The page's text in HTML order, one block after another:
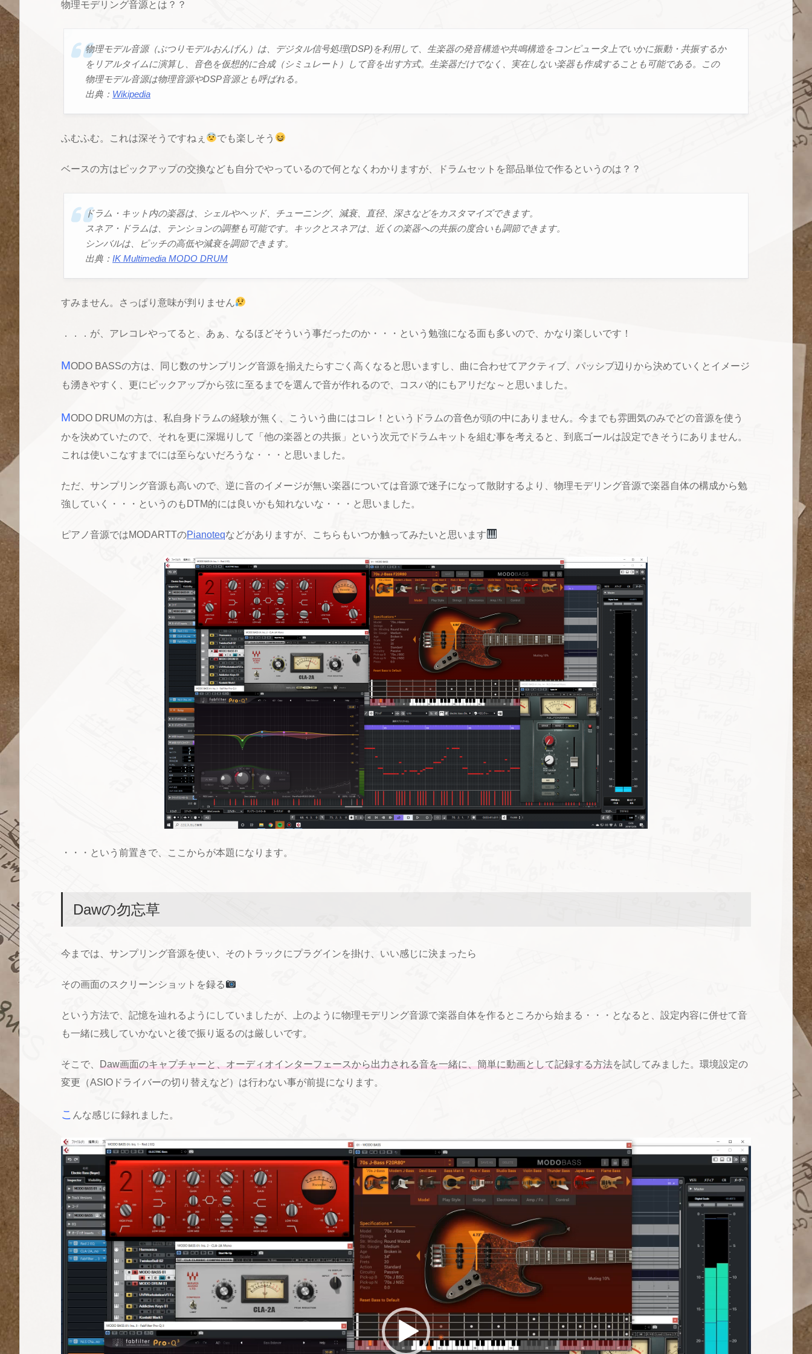
物理モデリング音源とは？？
物理モデル音源（ぶつりモデルおんげん）は、デジタル信号処理(DSP)を利用して、生楽器の発音構造や共鳴構造をコンピュータ上でいかに振動・共振するか
をリアルタイムに演算し、音色を仮想的に合成（シミュレート）して音を出す方式。生楽器だけでなく、実在しない楽器も作成することも可能である。この
物理モデル音源は物理音源やDSP音源とも呼ばれる。
出典： Wikipedia
ふむふむ。これは深そうですねぇ でも楽しそう
ベースの方はピックアップの交換なども自分でやっているので何となくわかりますが、ドラムセットを部品単位で作るというのは？？
ドラム・キット内の楽器は、シェルやヘッド、チューニング、減衰、直径、深さなどをカスタマイズできます。
スネア・ドラムは、テンションの調整も可能です。キックとスネアは、近くの楽器への共振の度合いも調節できます。
シンバルは、ピッチの高低や減衰を調節できます。
出典： IK Multimedia MODO DRUM
すみません。さっぱり意味が判りません
．．．が、アレコレやってると、あぁ、なるほどそういう事だったのか・・・という勉強になる面も多いので、かなり楽しいです！
MODO BASSの方は、同じ数のサンプリング音源を揃えたらすごく高くなると思いますし、曲に合わせてアクティブ、パッシブ辺りから決めていくとイメージ
も湧きやすく、更にピックアップから弦に至るまでを選んで音が作れるので、コスパ的にもアリだな～と思いました。
MODO DRUMの方は、私自身ドラムの経験が無く、こういう曲にはコレ！というドラムの音色が頭の中にありません。今までも雰囲気のみでどの音源を使う
かを決めていたので、それを更に深堀りして「他の楽器との共振」という次元でドラムキットを組む事を考えると、到底ゴールは設定できそうにありません。
これは使いこなすまでには至らないだろうな・・・と思いました。
ただ、サンプリング音源も高いので、逆に音のイメージが無い楽器については音源で迷子になって散財するより、物理モデリング音源で楽器自体の構成から勉
強していく・・・というのもDTM的には良いかも知れないな・・・と思いました。
ピアノ音源ではMODARTTのPianoteqなどがありますが、こちらもいつか触ってみたいと思います
・・・という前置きで、ここからが本題になります。
Dawの勿忘草
今までは、サンプリング音源を使い、そのトラックにプラグインを掛け、いい感じに決まったら
その画面のスクリーンショットを録る
という方法で、記憶を辿れるようにしていましたが、上のように物理モデリング音源で楽器自体を作るところから始まる・・・となると、設定内容に併せて音
も一緒に残していかないと後で振り返るのは厳しいです。
そこで、 Daw画面のキャプチャーと、オーディオインターフェースから出力される音を一緒に、簡単に動画として記録する方法を試してみました。環境設定の
変更（ASIOドライバーの切り替えなど）は行わない事が前提になります。
こ んな感じに録れました。
動
画
プ
レ
ー
ヤ
ー